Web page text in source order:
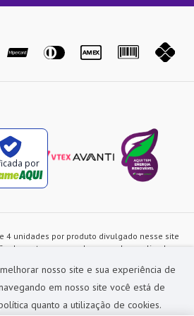
nosso site e sua experiência de
em nosso site você está de
quanto a utilização de cookies.
por
4 unidades por produto divulgado nesse site
dos estoques, sendo as vendas realizadas
sem prévia comunicação e são exclusivos
nenhuma obrigação de prática similar nas
Todas as imagens dos produtos são
ilustrativas.